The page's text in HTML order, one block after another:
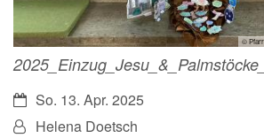
©
Datum:So. 13. Apr. 2025
Von:Helena Doetsch